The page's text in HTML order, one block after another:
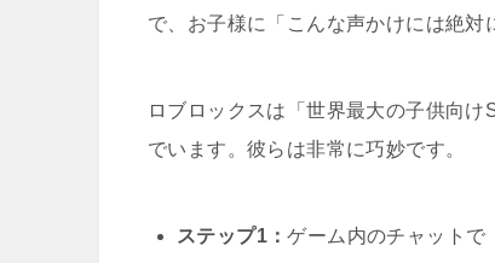
で、お子様に「こんな声かけには絶対
ロブロックスは「世界最大の子供向
でいます。彼らは非常に巧妙です。
ステップ1：ゲーム内のチャットで